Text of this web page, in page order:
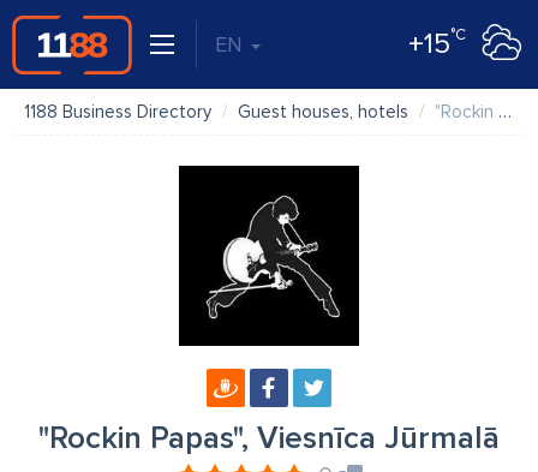
EN +15°C
1188 Business Directory Guest houses, hotels "Rockin Papas", Viesnīca Jūrmalā
"Rockin Papas", Viesnīca Jūrmalā